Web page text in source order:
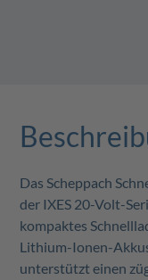
Das Scheppach
der IXES 20-Volt-
kompaktes
Lithium-Ionen-
unterstützt einen